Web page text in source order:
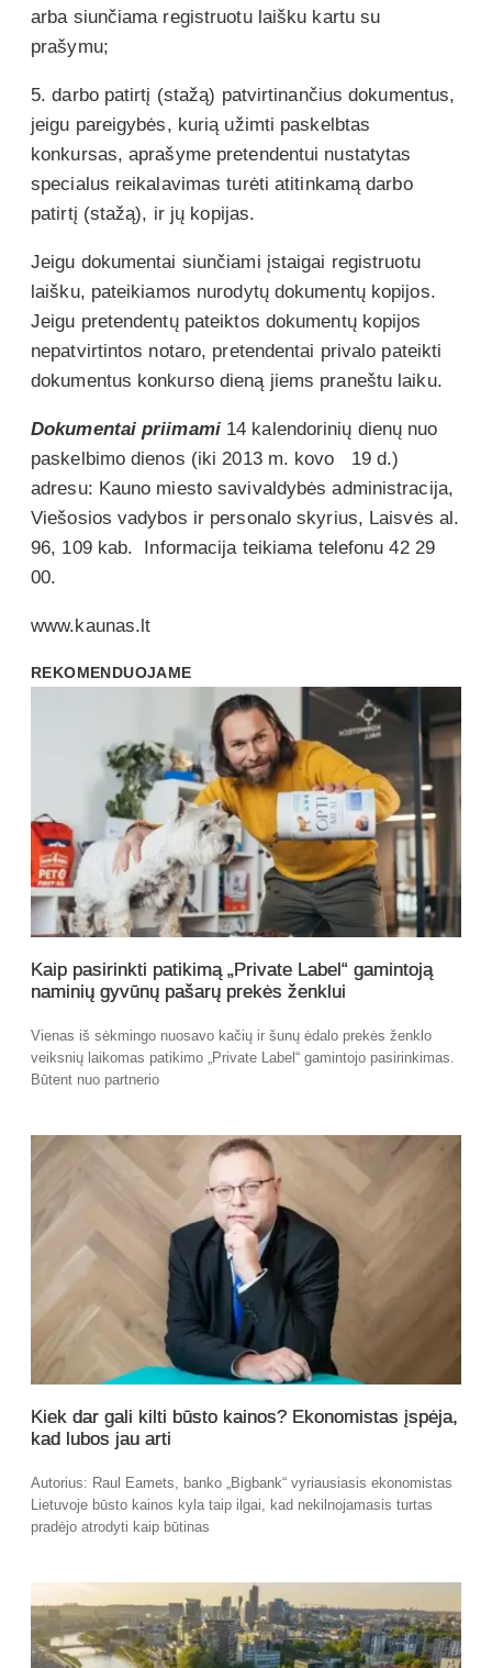
arba siunčiama registruotu laišku kartu su
prašymu;
5. darbo patirtį (stažą) patvirtinančius dokumentus,
jeigu pareigybės, kurią užimti paskelbtas
konkursas, aprašyme pretendentui nustatytas
specialus reikalavimas turėti atitinkamą darbo
patirtį (stažą), ir jų kopijas.
Jeigu dokumentai siunčiami įstaigai registruotu
laišku, pateikiamos nurodytų dokumentų kopijos.
Jeigu pretendentų pateiktos dokumentų kopijos
nepatvirtintos notaro, pretendentai privalo pateikti
dokumentus konkurso dieną jiems praneštu laiku.
Dokumentai priimami 14 kalendorinių dienų nuo
paskelbimo dienos (iki 2013 m. kovo 19 d.)
adresu: Kauno miesto savivaldybės administracija,
Viešosios vadybos ir personalo skyrius, Laisvės al.
96, 109 kab. Informacija teikiama telefonu 42 29
00.
www.kaunas.lt
REKOMENDUOJAME
Kaip pasirinkti patikimą „Private Label“ gamintoją
naminių gyvūnų pašarų prekės ženklui
Vienas iš sėkmingo nuosavo kačių ir šunų ėdalo prekės ženklo
veiksnių laikomas patikimo „Private Label“ gamintojo pasirinkimas.
Būtent nuo partnerio
Kiek dar gali kilti būsto kainos? Ekonomistas įspėja,
kad lubos jau arti
Autorius: Raul Eamets, banko „Bigbank“ vyriausiasis ekonomistas
Lietuvoje būsto kainos kyla taip ilgai, kad nekilnojamasis turtas
pradėjo atrodyti kaip būtinas